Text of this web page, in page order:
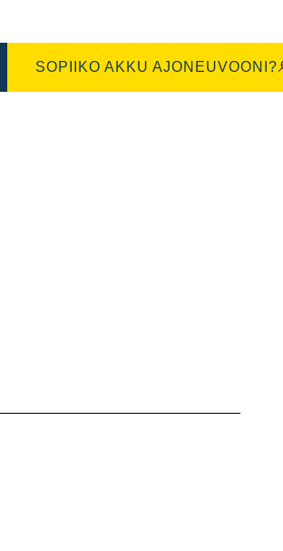
SOPIIKO AKKU AJONEUVOONI?